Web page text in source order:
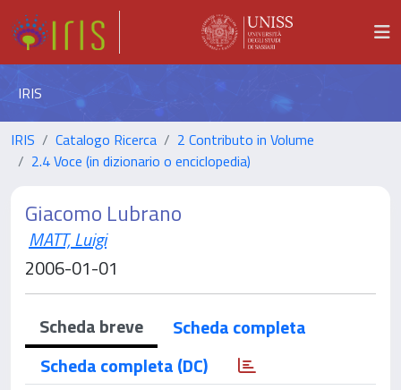
IRIS
IRIS Catalogo Ricerca
2 Contributo in Volume
2.4 Voce (in dizionario o enciclopedia)
Giacomo Lubrano
MATT, Luigi
2006-01-01
Scheda breve
Scheda completa
Scheda completa (DC)